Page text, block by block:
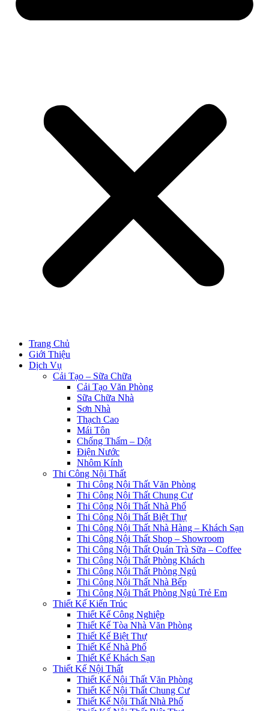
Trang Chủ
Giới Thiệu
Dịch Vụ
Cải Tạo – Sữa Chữa
Cải Tạo Văn Phòng
Sữa Chữa Nhà
Sơn Nhà
Thạch Cao
Mái Tôn
Chống Thấm – Dột
Điện Nước
Nhôm Kính
Thi Công Nội Thất
Thi Công Nội Thất Văn Phòng
Thi Công Nội Thất Chung Cư
Thi Công Nội Thất Nhà Phố
Thi Công Nội Thất Biệt Thự
Thi Công Nội Thất Nhà Hàng – Khách Sạn
Thi Công Nội Thất Shop – Showroom
Thi Công Nội Thất Quán Trà Sữa – Coffee
Thi Công Nội Thất Phòng Khách
Thi Công Nội Thất Phòng Ngủ
Thi Công Nội Thất Nhà Bếp
Thi Công Nội Thất Phòng Ngủ Trẻ Em
Thiết Kế Kiến Trúc
Thiết Kế Công Nghiệp
Thiết Kế Tòa Nhà Văn Phòng
Thiết Kế Biệt Thự
Thiết Kế Nhà Phố
Thiết Kế Khách Sạn
Thiết Kế Nội Thất
Thiết Kế Nội Thất Văn Phòng
Thiết Kế Nội Thất Chung Cư
Thiết Kế Nội Thất Nhà Phố